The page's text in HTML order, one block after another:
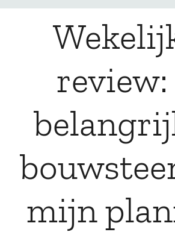
review:
mijn